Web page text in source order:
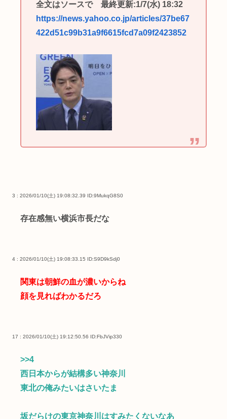
全文はソースで 最終更新:1/7(水) 18:32
https://news.yahoo.co.jp/articles/37be67
422d51c99b31a9f6615fcd7a09f2423852
3 : 2026/01/10(土) 19:08:32.39 ID:9MukqG8S0
存在感無い横浜市長だな
4 : 2026/01/10(土) 19:08:33.15 ID:S9D9kSdj0
関東は朝鮮の血が濃いからね
顔を見ればわかるだろ
17 : 2026/01/10(土) 19:12:50.56 ID:FbJVip330
>>4
西日本からが結構多い神奈川
東北の俺みたいはさいたま
坂だらけの東京神奈川はすみたくないなあ